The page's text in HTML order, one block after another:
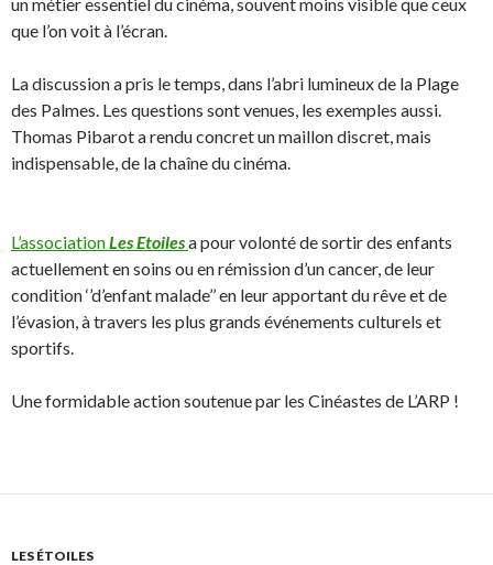
que l’on voit à l’écran.
La discussion a pris le temps, dans l’abri lumineux de la Plage
des Palmes. Les questions sont venues, les exemples aussi.
Thomas Pibarot a rendu concret un maillon discret, mais
indispensable, de la chaîne du cinéma.
L’associationLes Etoilesa pour volonté de sortir des enfants
actuellement en soins ou en rémission d’un cancer, de leur
condition ‘’d’enfant malade’’ en leur apportant du rêve et de
l’évasion, à travers les plus grands événements culturels et
sportifs.
Une formidable action soutenue par les Cinéastes de L’ARP !
LES ÉTOILES